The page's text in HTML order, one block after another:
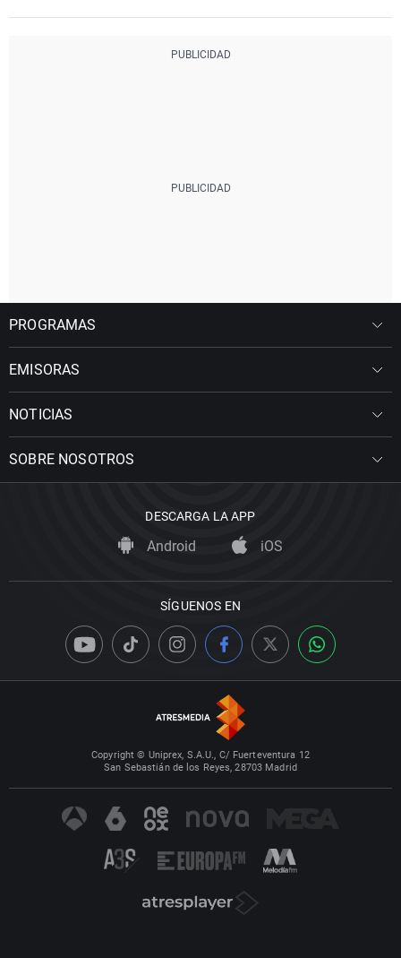
PROGRAMAS
EMISORAS
NOTICIAS
SOBRE NOSOTROS
DESCARGA LA APP
Android iOS
SÍGUENOS EN
Copyright © Uniprex, S.A.U., C/ Fuerteventura 12
San Sebastián de los Reyes, 28703 Madrid